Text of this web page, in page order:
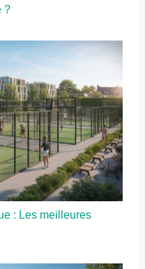
?
: Les meilleures